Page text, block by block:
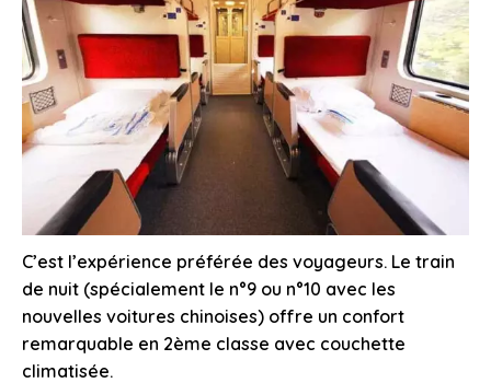
C’est l’expérience préférée des voyageurs. Le train
de nuit (spécialement le n°9 ou n°10 avec les
nouvelles voitures chinoises) offre un confort
remarquable en 2ème classe avec couchette
climatisée.